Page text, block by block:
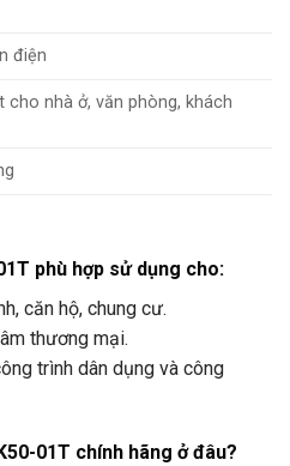
điện
cho nhà ở, văn phòng, khách
phù hợp sử dụng cho:
căn hộ, chung cư.
thương mại.
trình dân dụng và công
01T chính hãng ở đâu?